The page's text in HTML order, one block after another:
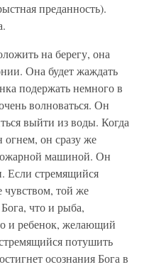
преданность).
на берегу, она
Она будет жаждать
подержать немного в
волноваться. Он
выйти из воды. Когда
огнем, он сразу же
машиной. Он
Если стремящийся
той же
что и рыба,
и ребенок, желающий
потушить
осознания Бога в